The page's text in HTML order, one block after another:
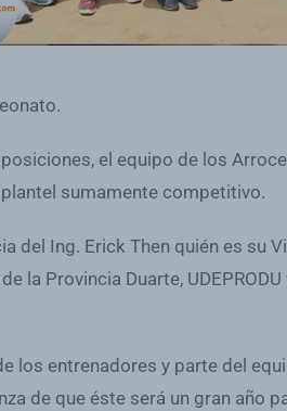
el equipo de los
sumamente competitivo.
del Ing. Erick Then quién es su
la Provincia Duarte,
los entrenadores y parte del
de que éste será un gran año